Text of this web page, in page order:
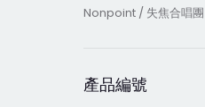
Nonpoint / 失焦合唱團
產品編號